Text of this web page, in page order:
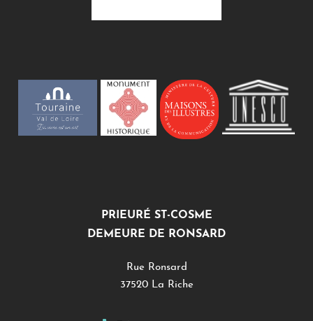
PRIEURÉ ST-COSME
DEMEURE DE RONSARD
Rue Ronsard
37520 La Riche